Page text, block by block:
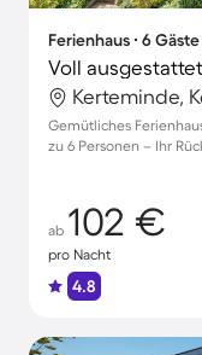
Ferienhaus ∙ 6
Gemütliches
zu 6 Personen – Ihr
ab 102 €
pro Nacht
4.8